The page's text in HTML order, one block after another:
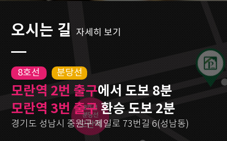
오시는 길 자세히 보기
8호선 분당선
모란역 2번 출구에서 도보 8분
모란역 3번 출구환승 도보 2분
경기도 성남시 중원구 제일로 73번길 6(성남동)